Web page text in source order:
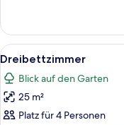
Doppelzimmer,
Doppelbett
Alle
Fotos
für
Dreibettzimmer
anzeigen
4
Dreibettzimmer
Blick auf den Garten
25 m²
Platz für 4 Personen